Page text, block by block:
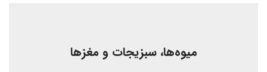
میوه‌ها، سبزیجات و مغزها